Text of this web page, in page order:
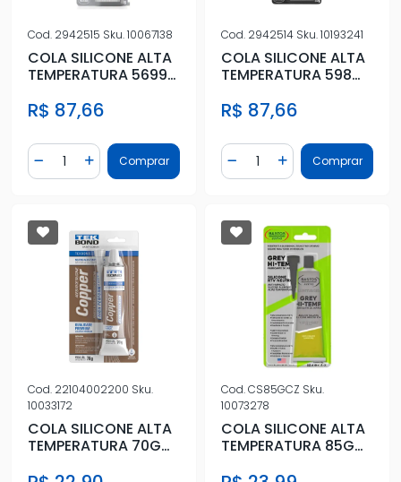
Cod. 2942515 Sku.10067138
COLA SILICONE ALTA
TEMPERATURA 5699
CINZA
R$ 87,66
Diminuir Quantidade
Quantidade
Adicionar Quantidade
Comprar
Cod. 2942514 Sku.10193241
COLA SILICONE ALTA
TEMPERATURA 598
PRETA
R$ 87,66
Diminuir Quantidade
Quantidade
AdicionarComprar
Cod. 22104002200 Sku.
10033172
COLA SILICONE ALTA
TEMPERATURA 70G
Cod.CS85GCZ Sku.
10073278
COLA SILICONE ALTA
TEMPERATURA 85G